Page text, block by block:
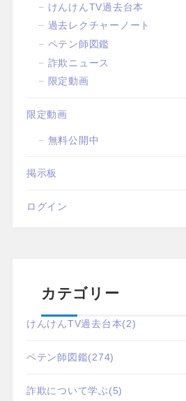
けんけんTV過去台本
過去レクチャーノート
ペテン師図鑑
詐欺ニュース
限定動画
限定動画
無料公開中
掲示板
ログイン
カテゴリー
けんけんTV過去台本(2)
ペテン師図鑑(274)
詐欺について学ぶ(5)